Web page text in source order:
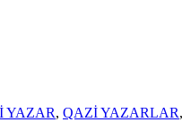
YAZAR, QAZİ YAZARLAR,